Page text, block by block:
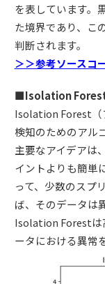
を表しています。
た境界であり、こ
判断されます。
＞＞参考ソースコ
■Isolation
Isolation Forest（
検知のためのアル
主要なアイデアは
イントよりも簡単
って、少数のスプ
ば、そのデータは
Isolation Forestは
ータにおける異常